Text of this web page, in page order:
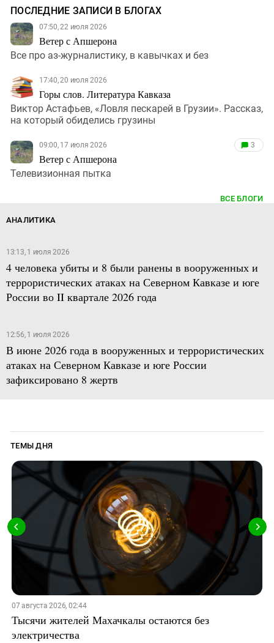
ПОСЛЕДНИЕ ЗАПИСИ В БЛОГАХ
07:50, 22 июля 2026
Ветер с Апшерона
Все про аз-журналистику, в кавычках и без
17:40, 20 июля 2026
Горы слов. Литература Кавказа
Виктор Астафьев, «Ловля пескарей в Грузии». Рассказ,
на который обиделись грузины
09:00, 17 июля 2026
Ветер с Апшерона
3
Телевизионная пытка
ВСЕ БЛОГИ
АНАЛИТИКА
13:13, 1 июля 2026
4 человека убиты и 8 были ранены в вооруженных и
террористических атаках на Северном Кавказе и юге
России во II квартале 2026 года
12:56, 1 июля 2026
В июне 2026 года в вооруженных и террористических
атаках на Северном Кавказе и юге России
зафиксировано 8 жертв
ТЕМЫ ДНЯ
07 августа 2026, 02:44
Тысячи жителей Махачкалы остаются без
электричества